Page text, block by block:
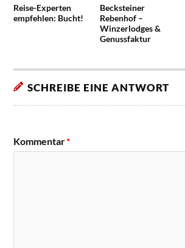
Reise-Experten
empfehlen: Bucht!
Becksteiner
Rebenhof –
Winzerlodges &
Genussfaktur
SCHREIBE EINE ANTWORT
Kommentar*